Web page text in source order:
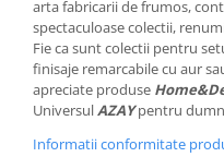
CHELSEA
MEDICEA
CELESTIAL
PATCHWORK WILLOW
BLUE LILY
arta fabricarii de frumos,
spectaculoase colectii,
Fie ca sunt colectii pentru
finisaje remarcabile cu aur
apreciate produse
UniversulAZAY pentru
Informatii conformitate